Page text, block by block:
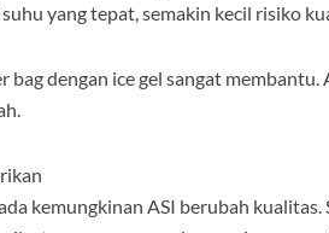
yang tepat, semakin kecil risiko
dengan ice gel sangat membantu.
kemungkinan ASI berubah